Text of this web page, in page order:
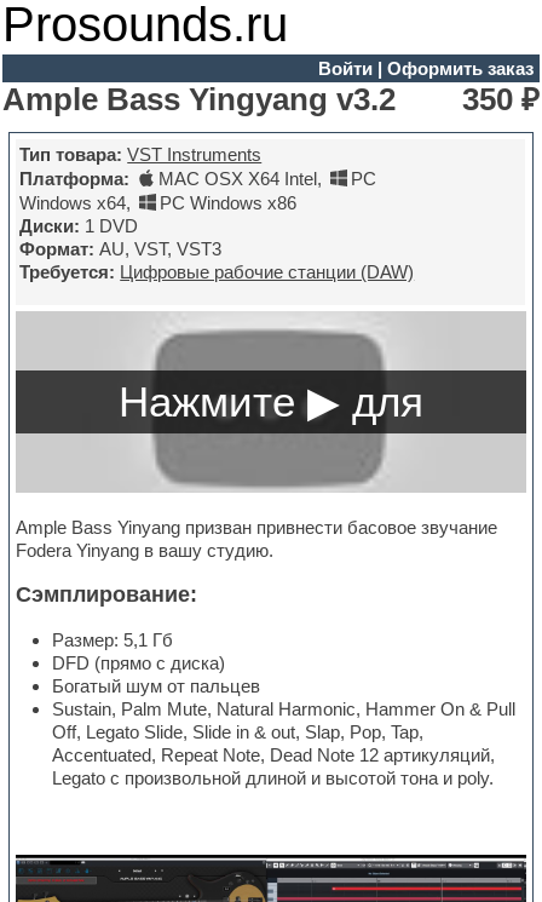
Prosounds.ru
Войти| Оформить заказ
Ample Bass Yingyang v3.2 350 ₽
Тип товара: VST Instruments
Платформа:
MAC OSX X64 Intel,
PC
Windows x64,
PC Windows x86
Диски: 1 DVD
Формат: AU, VST, VST3
Требуется: Цифровые рабочие станции (DAW)
Ample Bass Yinyang призван привнести басовое звучание
Fodera Yinyang в вашу студию.
Сэмплирование:
Размер: 5,1 Гб
DFD (прямо с диска)
Богатый шум от пальцев
Sustain, Palm Mute, Natural Harmonic, Hammer On & Pull
Off, Legato Slide, Slide in & out, Slap, Pop, Tap,
Accentuated, Repeat Note, Dead Note 12 артикуляций,
Legato с произвольной длиной и высотой тона и poly.